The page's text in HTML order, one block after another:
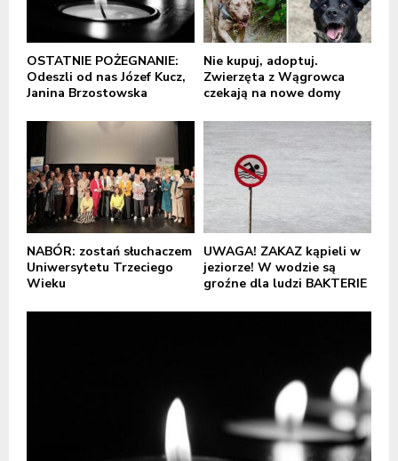
OSTATNIE POŻEGNANIE:
Odeszli od nas Józef Kucz,
Janina Brzostowska
Nie kupuj, adoptuj.
Zwierzęta z Wągrowca
czekają na nowe domy
NABÓR: zostań słuchaczem
Uniwersytetu Trzeciego
Wieku
UWAGA! ZAKAZ kąpieli w
jeziorze! W wodzie są
groźne dla ludzi BAKTERIE